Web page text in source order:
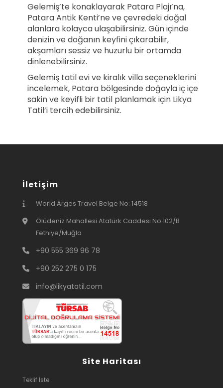
Gelemiş’te konaklayarak Patara Plajı’na,
Patara Antik Kenti’ne ve çevredeki doğal
alanlara kolayca ulaşabilirsiniz. Gün içinde
denizin ve doğanın keyfini çıkarabilir,
akşamları sessiz ve huzurlu bir ortamda
dinlenebilirsiniz.
Gelemiş tatil evi ve kiralık villa seçeneklerini
incelemek, Patara bölgesinde doğayla iç içe
sakin ve keyifli bir tatil planlamak için Likya
Tatil’i tercih edebilirsiniz.
İletişim
World Arges Travel Belge No: 14518
Ölüdeniz Mahallesi Atatürk Caddesi No:102/B
Fethiye/Muğla
+90 555 369 96 78
+90 252 275 0 175
info@likyatatil.com
Site Haritası
Teklif İste